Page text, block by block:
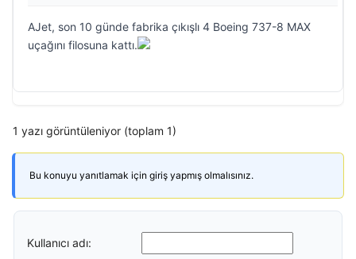
AJet, son 10 günde fabrika çıkışlı 4 Boeing 737-8 MAX
uçağını filosuna kattı.
1 yazı görüntüleniyor (toplam 1)
Bu konuyu yanıtlamak için giriş yapmış olmalısınız.
Kullanıcı adı: